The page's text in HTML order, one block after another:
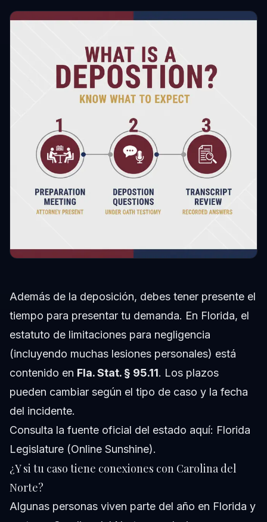
Además de la deposición, debes tener presente el
tiempo para presentar tu demanda. En Florida, el
estatuto de limitaciones para negligencia
(incluyendo muchas lesiones personales) está
contenido en Fla. Stat. § 95.11. Los plazos
pueden cambiar según el tipo de caso y la fecha
del incidente.
Consulta la fuente oficial del estado aquí: Florida
Legislature (Online Sunshine).
¿Y si tu caso tiene conexiones con Carolina del
Norte?
Algunas personas viven parte del año en Florida y